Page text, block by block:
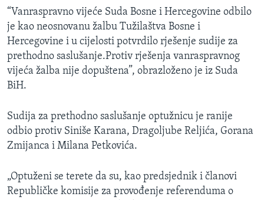
“Vanraspravno vijeće Suda Bosne i Hercegovine odbilo
je kao neosnovanu žalbu Tužilaštva Bosne i
Hercegovine i u cijelosti potvrdilo rješenje sudije za
prethodno saslušanje.Protiv rješenja vanraspravnog
vijeća žalba nije dopuštena”, obrazloženo je iz Suda
BiH.
Sudija za prethodno saslušanje optužnicu je ranije
odbio protiv Siniše Karana, Dragoljube Reljića, Gorana
Zmijanca i Milana Petkovića.
„Optuženi se terete da su, kao predsjednik i članovi
Republičke komisije za provođenje referenduma o